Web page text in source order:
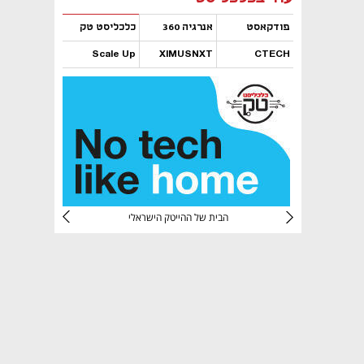
פודקאסט אנרגיה 360 כלכליסט טק
CTECH
XIMUSNXT
Scale Up
נפתח בכרטיסייה חדשה
הבית של ההייטק הישראלי
נפתח בכרטיסייה חדשה